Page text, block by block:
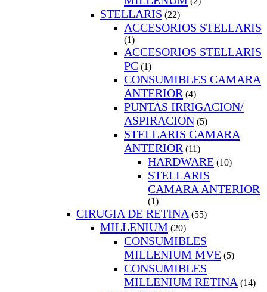
STELLARIS (22)
ACCESORIOS STELLARIS
(1)
ACCESORIOS STELLARIS
PC (1)
CONSUMIBLES CAMARA
ANTERIOR (4)
PUNTAS IRRIGACION/
ASPIRACION (5)
STELLARIS CAMARA
ANTERIOR (11)
HARDWARE (10)
STELLARIS
CAMARA ANTERIOR
(1)
CIRUGIA DE RETINA (55)
MILLENIUM (20)
CONSUMIBLES
MILLENIUM MVE (5)
CONSUMIBLES
MILLENIUM RETINA (14)